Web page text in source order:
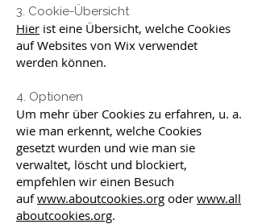
3. Cookie-Übersicht
Hier ist eine Übersicht, welche Cookies
auf Websites von Wix verwendet
werden können.
4. Optionen
Um mehr über Cookies zu erfahren, u. a.
wie man erkennt, welche Cookies
gesetzt wurden und wie man sie
verwaltet, löscht und blockiert,
empfehlen wir einen Besuch
aufwww.aboutcookies.org oder www.all
aboutcookies.org.